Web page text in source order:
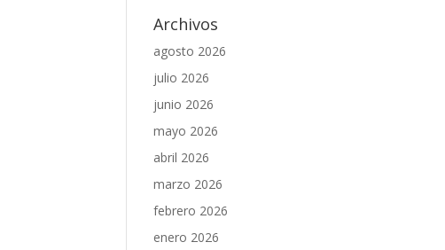
Archivos
agosto 2026
julio 2026
junio 2026
mayo 2026
abril 2026
marzo 2026
febrero 2026
enero 2026